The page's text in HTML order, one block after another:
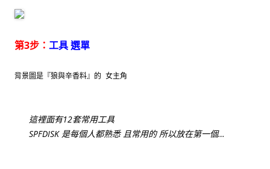
第3步： 工具 選單
背景圖是『狼與辛香料』的 女主角
這裡面有12套常用工具
SPFDISK 是每個人都熟悉 且常用的 所以放在第一個…